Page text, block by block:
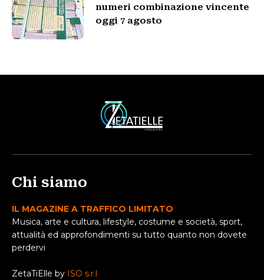
numeri combinazione vincente
oggi 7 agosto
Chi siamo
IL MAGAZINE A TRAFFICO LIMITATO
Musica, arte e cultura, lifestyle, costume e società, sport,
attualità ed approfondimenti su tutto quanto non dovete
perdervi
ZetaTiElle by ISO s.r.l